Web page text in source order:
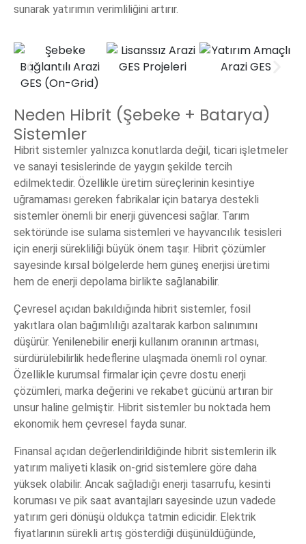
sunarak yatırımın verimliliğini artırır.
Neden Hibrit (Şebeke + Batarya)
Sistemler
Hibrit sistemler yalnızca konutlarda değil, ticari işletmeler
ve sanayi tesislerinde de yaygın şekilde tercih
edilmektedir. Özellikle üretim süreçlerinin kesintiye
uğramaması gereken fabrikalar için batarya destekli
sistemler önemli bir enerji güvencesi sağlar. Tarım
sektöründe ise sulama sistemleri ve hayvancılık tesisleri
için enerji sürekliliği büyük önem taşır. Hibrit çözümler
sayesinde kırsal bölgelerde hem güneş enerjisi üretimi
hem de enerji depolama birlikte sağlanabilir.
Çevresel açıdan bakıldığında hibrit sistemler, fosil
yakıtlara olan bağımlılığı azaltarak karbon salınımını
düşürür. Yenilenebilir enerji kullanım oranının artması,
sürdürülebilirlik hedeflerine ulaşmada önemli rol oynar.
Özellikle kurumsal firmalar için çevre dostu enerji
çözümleri, marka değerini ve rekabet gücünü artıran bir
unsur haline gelmiştir. Hibrit sistemler bu noktada hem
ekonomik hem çevresel fayda sunar.
Finansal açıdan değerlendirildiğinde hibrit sistemlerin ilk
yatırım maliyeti klasik on-grid sistemlere göre daha
yüksek olabilir. Ancak sağladığı enerji tasarrufu, kesinti
koruması ve pik saat avantajları sayesinde uzun vadede
yatırım geri dönüşü oldukça tatmin edicidir. Elektrik
fiyatlarının sürekli artış gösterdiği düşünüldüğünde,